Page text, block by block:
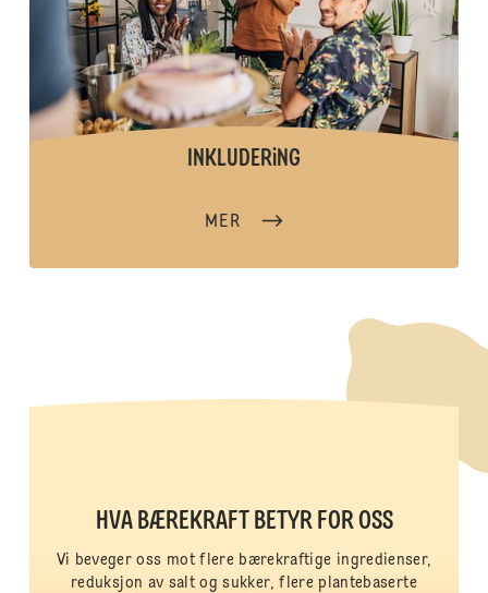
INKLUDERiNG
MER
HVA BÆREKRAFT BETYR FOR OSS
Vi beveger oss mot flere bærekraftige ingredienser,
reduksjon av salt og sukker, flere plantebaserte